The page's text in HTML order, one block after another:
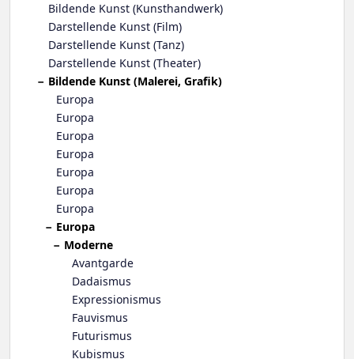
Bildende Kunst (Kunsthandwerk)
Darstellende Kunst (Film)
Darstellende Kunst (Tanz)
Darstellende Kunst (Theater)
Bildende Kunst (Malerei, Grafik)
Europa
Europa
Europa
Europa
Europa
Europa
Europa
Europa
Moderne
Avantgarde
Dadaismus
Expressionismus
Fauvismus
Futurismus
Kubismus